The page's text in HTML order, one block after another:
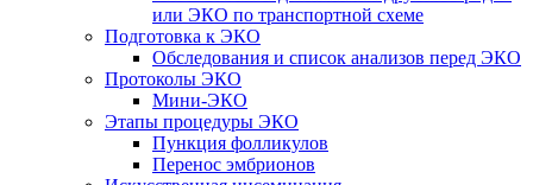
или ЭКО по транспортной схеме
Подготовка к ЭКО
Обследования и список анализов перед ЭКО
Протоколы ЭКО
Мини-ЭКО
Этапы процедуры ЭКО
Пункция фолликулов
Перенос эмбрионов